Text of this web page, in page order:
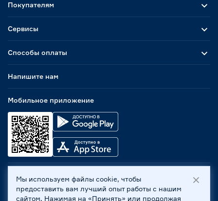
Способы оплаты
Мобильное приложение
Покупателям
Сервисы
Напишите нам
ООО «Бауцентр Рус» 2004 -2026, 236029, г. Калининград,
ул. А.Невского, 205. ИНН 7702596813, КПП 390601001 ©
Все права защищены
Мы используем файлы cookie, чтобы
предоставить вам лучший опыт работы с нашим
сайтом. Нажимая на «Принять» или продолжая